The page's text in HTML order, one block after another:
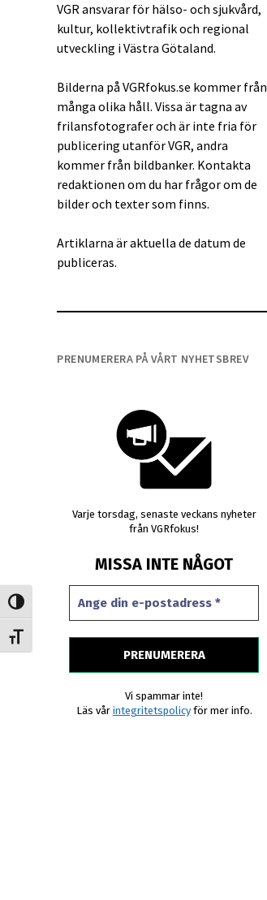
Slå på/av hög kontrast
Slå på/av textstorlek
VGR ansvarar för hälso- och sjukvård,
kultur, kollektivtrafik och regional
utveckling i Västra Götaland.
Bilderna på VGRfokus.se kommer från
många olika håll. Vissa är tagna av
frilansfotografer och är inte fria för
publicering utanför VGR, andra
kommer från bildbanker. Kontakta
redaktionen om du har frågor om de
bilder och texter som finns.
Artiklarna är aktuella de datum de
publiceras.
PRENUMERERA PÅ VÅRT NYHETSBREV
Varje torsdag, senaste veckans nyheter
från VGRfokus!
MISSA INTE NÅGOT
Vi spammar inte!
Läs vår integritetspolicyför mer info.